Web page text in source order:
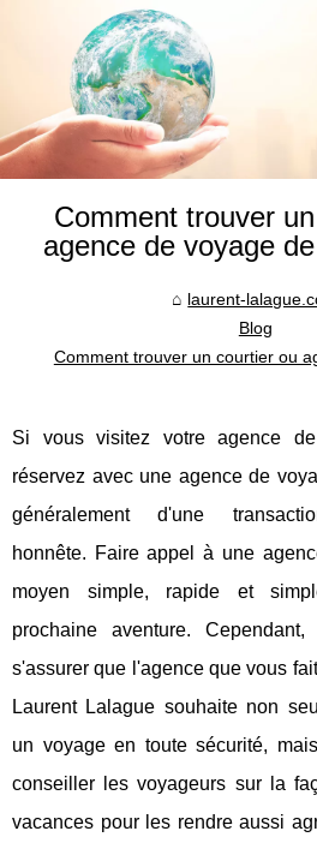
Comment trouver
agence de voyage
laurent-
Blog
Comment trouver un courtier ou
Si vous visitez votre agence
réservez avec une agence de
généralement d'une
honnête. Faire appel à une
moyen simple, rapide et
prochaine aventure.
s'assurer que l'agence que vous
Laurent Lalague souhaite non
un voyage en toute sécurité,
conseiller les voyageurs sur la
vacances pour les rendre aussi